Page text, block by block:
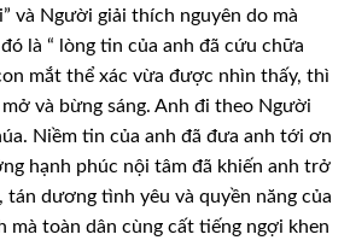
và Người giải thích nguyên do mà
là “ lòng tin của anh đã cứu chữa
mắt thể xác vừa được nhìn thấy, thì
và bừng sáng. Anh đi theo Người
Niềm tin của anh đã đưa anh tới ơn
hạnh phúc nội tâm đã khiến anh trở
dương tình yêu và quyền năng của
mà toàn dân cùng cất tiếng ngợi khen